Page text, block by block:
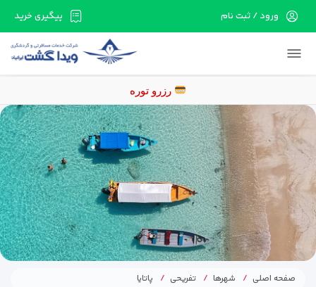
در حال حاضر ارتباط با سرور قطع می باشد لطفا
رزرو تورهای اقساطی با ۵۰
پیگیری خرید ورود / ثبت نام
صفحه اصلی شهرها تفریحی پاتایا